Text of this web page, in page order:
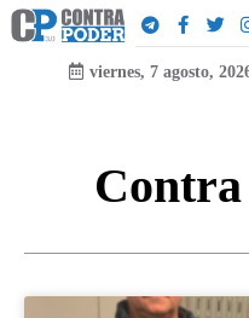
viernes, 7 agosto,
Contra